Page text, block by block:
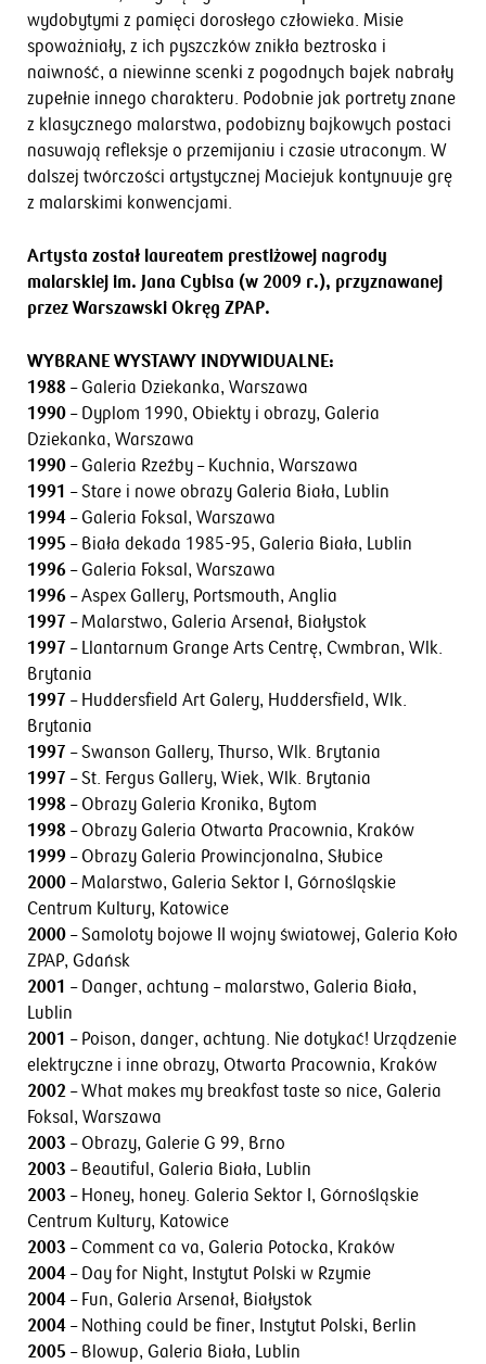
wydobytymi z pamięci dorosłego człowieka. Misie
spoważniały, z ich pyszczków znikła beztroska i
naiwność, a niewinne scenki z pogodnych bajek nabrały
zupełnie innego charakteru. Podobnie jak portrety znane
z klasycznego malarstwa, podobizny bajkowych postaci
nasuwają refleksje o przemijaniu i czasie utraconym. W
dalszej twórczości artystycznej Maciejuk kontynuuje grę
z malarskimi konwencjami.
Artysta został laureatem prestiżowej nagrody
malarskiej im. Jana Cybisa (w 2009 r.), przyznawanej
przez Warszawski Okręg ZPAP.
WYBRANE WYSTAWY INDYWIDUALNE:
1988 – Galeria Dziekanka, Warszawa
1990– Dyplom 1990, Obiekty i obrazy, Galeria
Dziekanka, Warszawa
1990– Galeria Rzeźby – Kuchnia, Warszawa
1991 – Stare i nowe obrazy Galeria Biała, Lublin
1994– Galeria Foksal, Warszawa
1995 – Biała dekada 1985-95, Galeria Biała, Lublin
1996– Galeria Foksal, Warszawa
1996– Aspex Gallery, Portsmouth, Anglia
1997 – Malarstwo, Galeria Arsenał, Białystok
1997 – Llantarnum Grange Arts Centrę, Cwmbran, Wlk.
Brytania
1997 – Huddersfield Art Galery, Huddersfield, Wlk.
Brytania
1997 – Swanson Gallery, Thurso, Wlk. Brytania
1997 – St. Fergus Gallery, Wiek, Wlk. Brytania
1998 – Obrazy Galeria Kronika, Bytom
1998 – Obrazy Galeria Otwarta Pracownia, Kraków
1999– Obrazy Galeria Prowincjonalna, Słubice
2000– Malarstwo, Galeria Sektor I, Górnośląskie
Centrum Kultury, Katowice
2000– Samoloty bojowe II wojny światowej, Galeria Koło
ZPAP, Gdańsk
2001 – Danger, achtung – malarstwo, Galeria Biała,
Lublin
2001 – Poison, danger, achtung. Nie dotykać! Urządzenie
elektryczne i inne obrazy, Otwarta Pracownia, Kraków
2002– What makes my breakfast taste so nice, Galeria
Foksal, Warszawa
2003 – Obrazy, Galerie G 99, Brno
2003 – Beautiful, Galeria Biała, Lublin
2003 – Honey, honey. Galeria Sektor I, Górnośląskie
Centrum Kultury, Katowice
2003 – Comment ca va, Galeria Potocka, Kraków
2004– Day for Night, Instytut Polski w Rzymie
2004– Fun, Galeria Arsenał, Białystok
2004– Nothing could be finer, Instytut Polski, Berlin
2005 – Blowup, Galeria Biała, Lublin